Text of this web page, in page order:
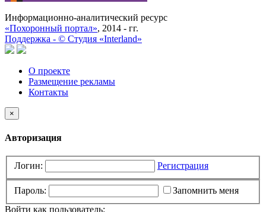
Информационно-аналитический ресурс
«Похоронный портал», 2014 - гг.
Поддержка - © Cтудия «Interland»
О проекте
Размещение рекламы
Контакты
×
Авторизация
Логин: Регистрация
Пароль:
Запомнить меня
Войти как пользователь: